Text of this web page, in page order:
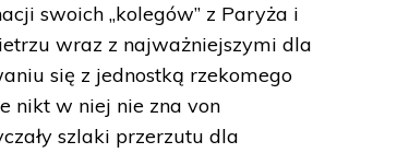
swoich „kolegów” z Paryża i
wraz z najważniejszymi dla
się z jednostką rzekomego
nikt w niej nie zna von
szlaki przerzutu dla